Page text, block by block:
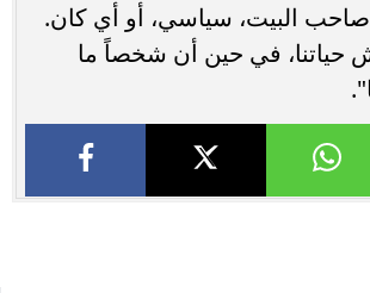
البيت، سياسي، أو أي كان.
حياتنا، في حين أن شخصاً ما